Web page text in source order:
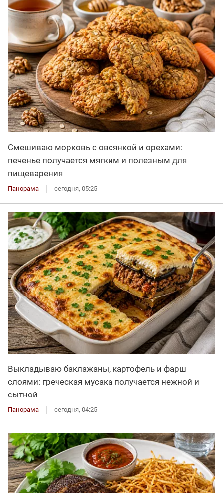
Смешиваю морковь с овсянкой и орехами:
печенье получается мягким и полезным для
пищеварения
Панорама сегодня, 05:25
Выкладываю баклажаны, картофель и фарш
слоями: греческая мусака получается нежной и
сытной
Панорама сегодня, 04:25